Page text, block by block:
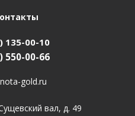
135-00-10
550-00-66
gold.ru
вал, д. 49